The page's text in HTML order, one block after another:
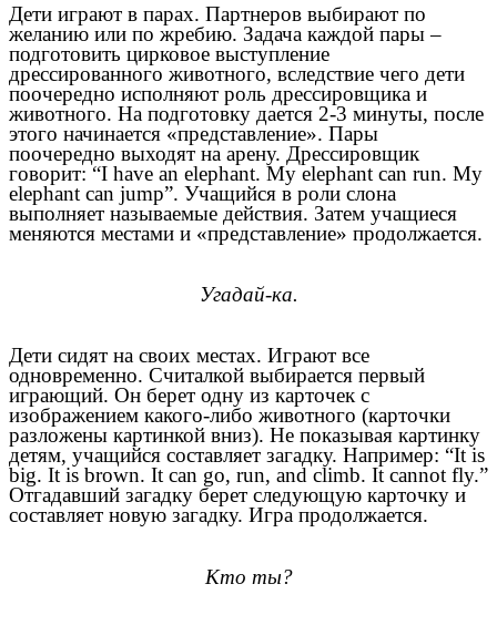
Дети играют в парах. Партнеров выбирают по
желанию или по жребию. Задача каждой пары –
подготовить цирковое выступление
дрессированного животного, вследствие чего дети
поочередно исполняют роль дрессировщика и
животного. На подготовку дается 2-3 минуты, после
этого начинается «представление». Пары
поочередно выходят на арену. Дрессировщик
говорит: “I have an elephant. My elephant can run. My
elephant can jump”. Учащийся в роли слона
выполняет называемые действия. Затем учащиеся
меняются местами и «представление» продолжается.
Угадай-ка.
Дети сидят на своих местах. Играют все
одновременно. Считалкой выбирается первый
играющий. Он берет одну из карточек с
изображением какого-либо животного (карточки
разложены картинкой вниз). Не показывая картинку
детям, учащийся составляет загадку. Например: “It is
big. It is brown. It can go, run, and climb. It cannot fly.”
Отгадавший загадку берет следующую карточку и
составляет новую загадку. Игра продолжается.
Кто ты?